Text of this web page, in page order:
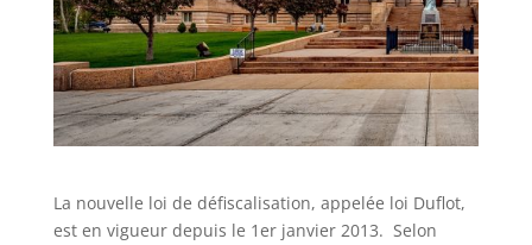
La nouvelle loi de défiscalisation, appelée loi Duflot,
est en vigueur depuis le 1er janvier 2013. Selon